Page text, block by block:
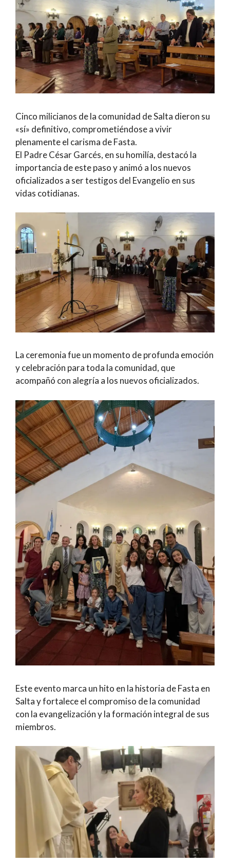
Cinco milicianos de la comunidad de Salta dieron su
«sí» definitivo, comprometiéndose a vivir
plenamente el carisma de Fasta.
El Padre César Garcés, en su homilía, destacó la
importancia de este paso y animó a los nuevos
oficializados a ser testigos del Evangelio en sus
vidas cotidianas.
La ceremonia fue un momento de profunda emoción
y celebración para toda la comunidad, que
acompañó con alegría a los nuevos oficializados.
Este evento marca un hito en la historia de Fasta en
Salta y fortalece el compromiso de la comunidad
con la evangelización y la formación integral de sus
miembros.